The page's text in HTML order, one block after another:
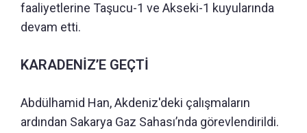
faaliyetlerine Taşucu-1 ve Akseki-1 kuyularında
devam etti.
KARADENİZ’E GEÇTİ
Abdülhamid Han, Akdeniz'deki çalışmaların
ardından Sakarya Gaz Sahası’nda görevlendirildi.